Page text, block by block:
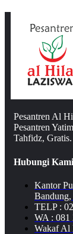
Pesantren Al
Pesantren
Tahfidz, Gratis.
Hubungi
Kantor
Bandung,
TELP :
WA : 081
Wakaf Al